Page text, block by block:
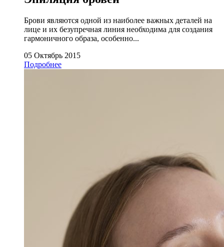
Брови являются одной из наиболее важных деталей на
лице и их безупречная линия необходима для создания
гармоничного образа, особенно...
05 Октябрь 2015
Подробнее